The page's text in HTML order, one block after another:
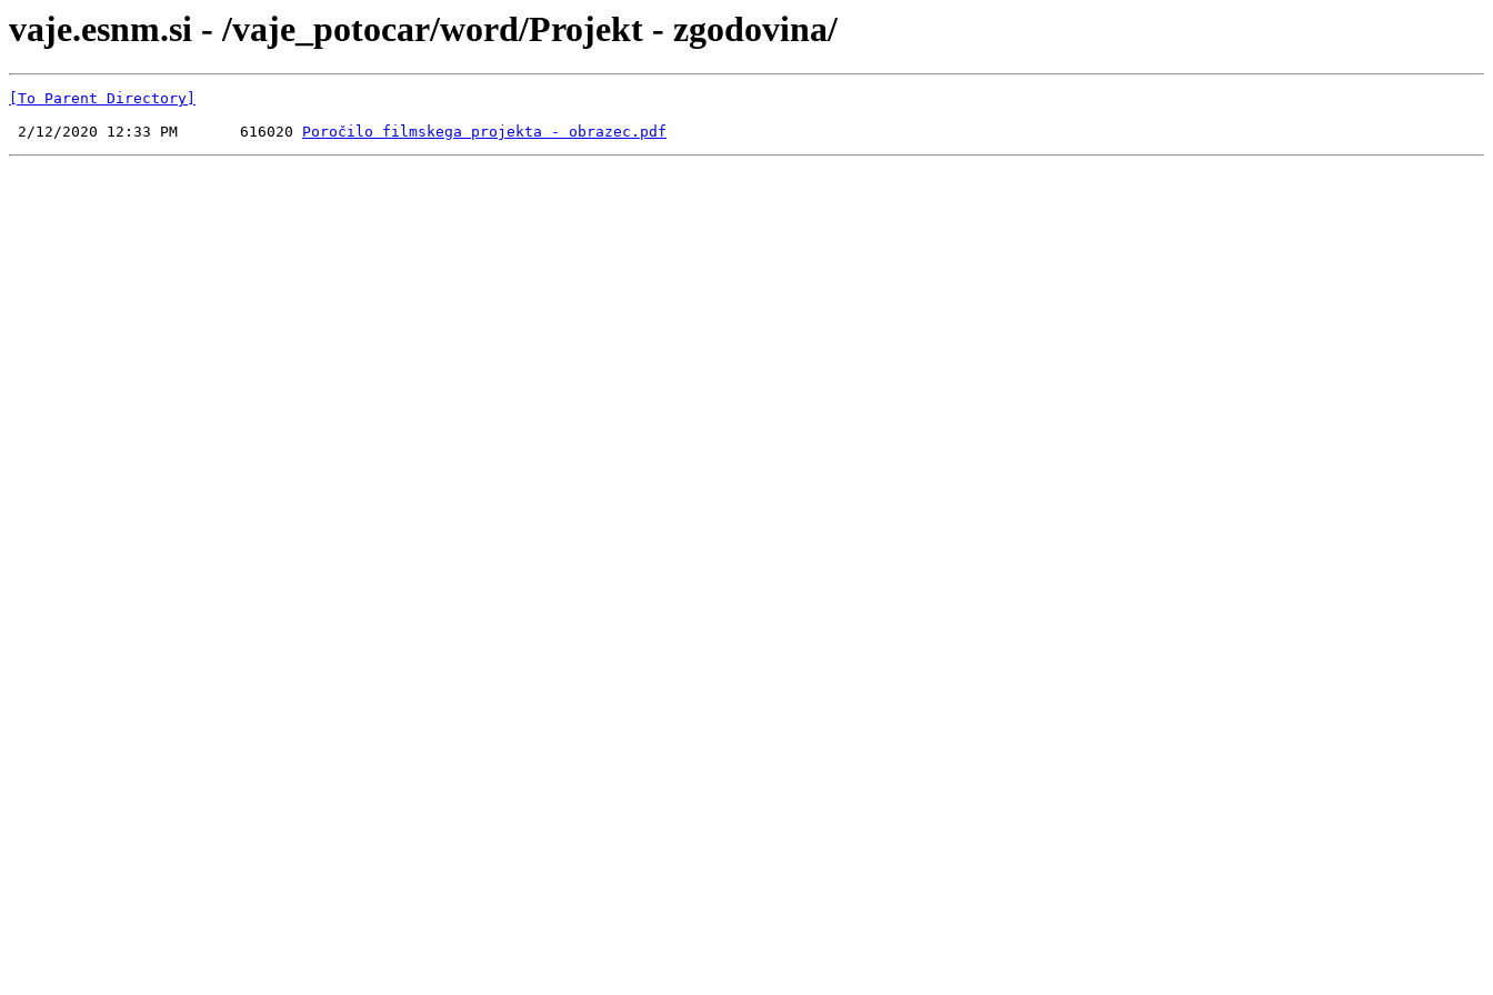
vaje.esnm.si - /vaje_potocar/word/Projekt - zgodovina/
[To Parent Directory]
2/12/2020 12:33 PM       616020 Poročilo filmskega projekta - obrazec.pdf